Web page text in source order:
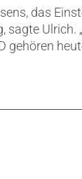
das
gehören